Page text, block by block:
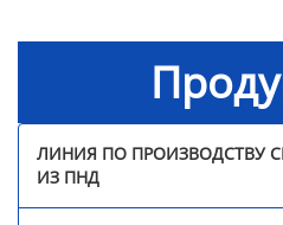
Линия по производству
гофрированных труб из
ЛИНИЯ ПО ПРОИЗВОДСТВУ
ИЗ ПНД